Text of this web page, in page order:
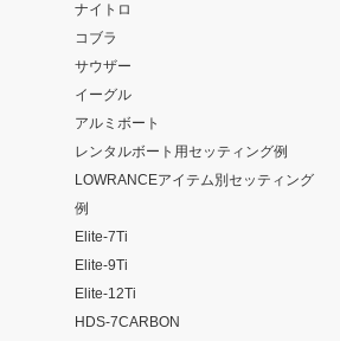
ナイトロ
コブラ
サウザー
イーグル
アルミボート
レンタルボート用セッティング例
LOWRANCEアイテム別セッティング
例
Elite-7Ti
Elite-9Ti
Elite-12Ti
HDS-7CARBON